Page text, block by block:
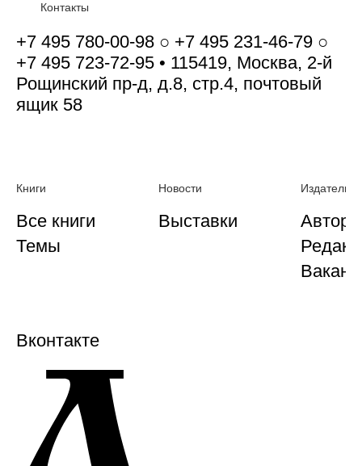
Контакты
+7 495 780-00-98 ○ +7 495 231-46-79 ○
+7 495 723-72-95 • 115419, Москва, 2-й
Рощинский пр-д, д.8, стр.4, почтовый
ящик 58
Книги
Все книги
Темы
Новости
Выставки
Вконтакте